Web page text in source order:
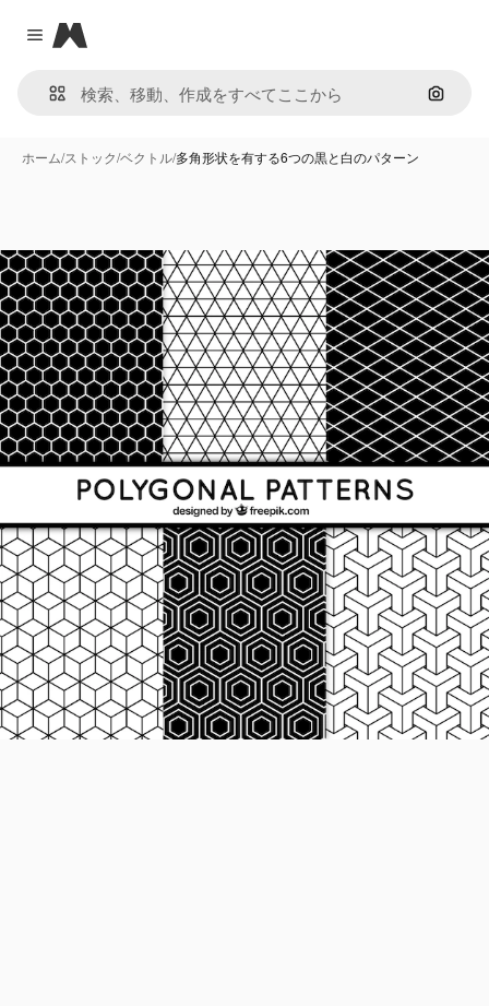
Close menu
Magnific
画像で
ホーム/ストック/ベクトル/多角形状を有する6つの黒と白のパターン